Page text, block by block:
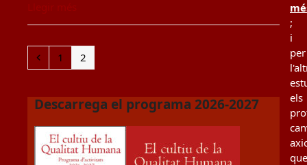
Previous
Page
1 Page
2
Descarrega el programa 2026-2027
;
i
per
els
que